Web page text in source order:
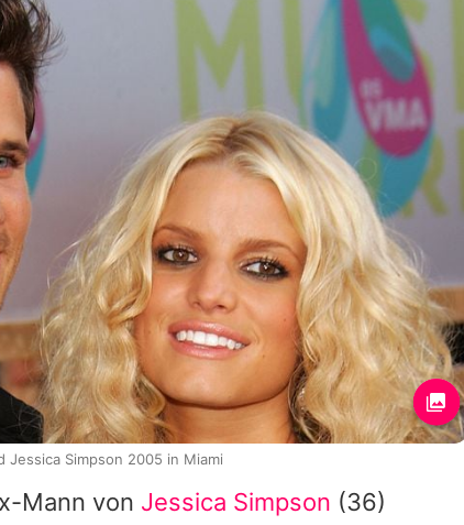
Mann von Jessica Simpson (36)
Jessica Simpson 2005 in Miami